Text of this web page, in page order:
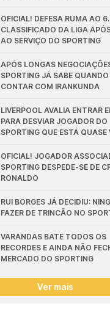
OFICIAL! DEFESA RUMA AO
CLASSIFICADO DA LIGA
AO SERVIÇO DO SPORTING
APÓS LONGAS
SPORTING JÁ SABE QUANDO
CONTAR COM IRANKUNDA
LIVERPOOL AVALIA ENTRAR
PARA DESVIAR JOGADOR DO
SPORTING QUE ESTÁ QUASE
OFICIAL! JOGADOR
SPORTING DESPEDE-SE DE
RONALDO
RUI BORGES JÁ DECIDIU:
FAZER DE TRINCÃO NO
VARANDAS BATE TODOS OS
RECORDES E AINDA NÃO
MERCADO DO SPORTING
Ver mais